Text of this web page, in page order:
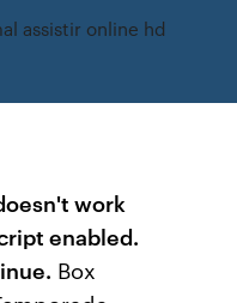
assistir online hd
work
enabled.
Box